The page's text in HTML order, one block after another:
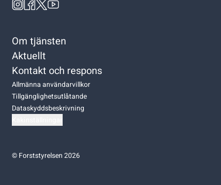
Om tjänsten
Aktuellt
Kontakt och respons
Allmänna användarvillkor
Tillgänglighetsutlåtande
Dataskyddsbeskrivning
©Forststyrelsen 2026